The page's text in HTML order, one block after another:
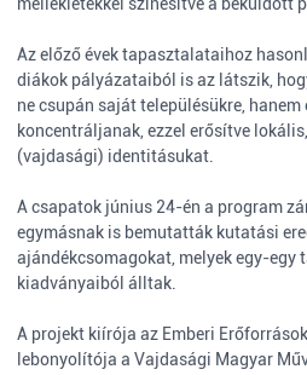
Az előző évek tapasztalataihoz
diákok pályázataiból is az látszik,
ne csupán saját településükre, hanem
koncentráljanak, ezzel erősítve
(vajdasági) identitásukat.
A csapatok június 24-én a program
egymásnak is bemutatták kutatási
ajándékcsomagokat, melyek egy-egy
kiadványaiból álltak.
A projekt kiírója az Emberi
lebonyolítója a Vajdasági Magyar